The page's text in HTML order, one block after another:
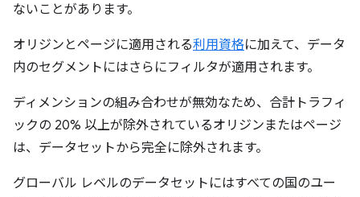
ないことがあります。
オリジンとページに適用される利用資格に加えて、データ
内のセグメントにはさらにフィルタが適用されます。
ディメンションの組み合わせが無効なため、合計トラフィ
ックの 20% 以上が除外されているオリジンまたはページ
は、データセットから完全に除外されます。
グローバル レベルのデータセットにはすべての国のユー